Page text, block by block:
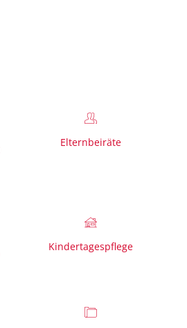
Elternbeiräte
Kindertagespflege